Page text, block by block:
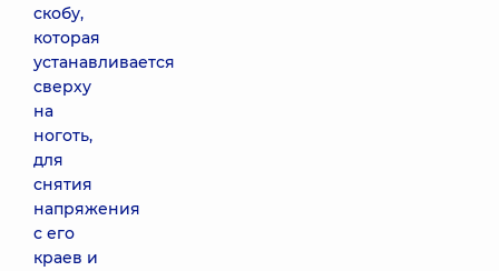
скобу,
которая
устанавливается
сверху
на
ноготь,
для
снятия
напряжения
с его
краев и